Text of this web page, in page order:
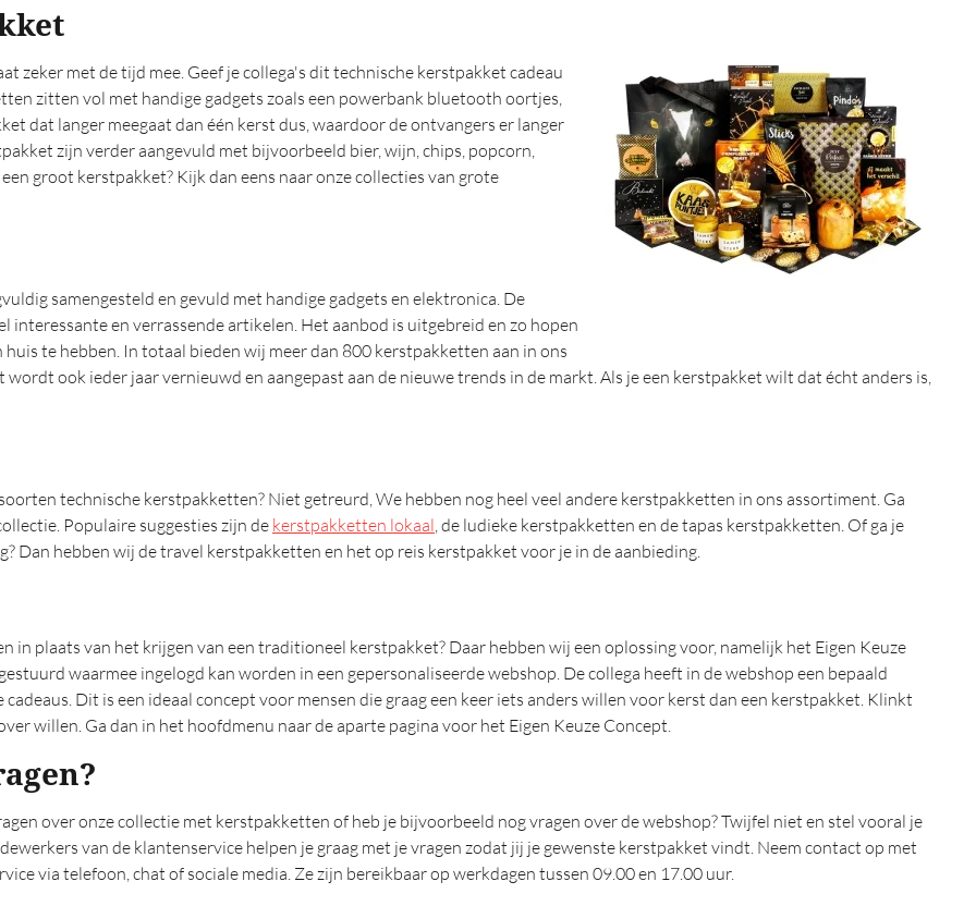
zeker met de tijd mee. Geef je collega's dit technische kerstpakket cadeau
zitten vol met handige gadgets zoals een powerbank bluetooth oortjes,
dat langer meegaat dan één kerst dus, waardoor de ontvangers er langer
zijn verder aangevuld met bijvoorbeeld bier, wijn, chips, popcorn,
groot kerstpakket? Kijk dan eens naar onze collecties van grote
samengesteld en gevuld met handige gadgets en elektronica. De
en verrassende artikelen. Het aanbod is uitgebreid en zo hopen
te hebben. In totaal bieden wij meer dan 800 kerstpakketten aan in ons
ook ieder jaar vernieuwd en aangepast aan de nieuwe trends in de markt. Als je een kerstpakket wilt dat écht anders is,
technische kerstpakketten? Niet getreurd, We hebben nog heel veel andere kerstpakketten in ons assortiment. Ga
Populaire suggesties zijn de kerstpakketten lokaal, de ludieke kerstpakketten en de tapas kerstpakketten. Of ga je
Dan hebben wij de travel kerstpakketten en het op reis kerstpakket voor je in de aanbieding.
in plaats van het krijgen van een traditioneel kerstpakket? Daar hebben wij een oplossing voor, namelijk het Eigen Keuze
waarmee ingelogd kan worden in een gepersonaliseerde webshop. De collega heeft in de webshop een bepaald
Dit is een ideaal concept voor mensen die graag een keer iets anders willen voor kerst dan een kerstpakket. Klinkt
willen. Ga dan in het hoofdmenu naar de aparte pagina voor het Eigen Keuze Concept.
over onze collectie met kerstpakketten of heb je bijvoorbeeld nog vragen over de webshop? Twijfel niet en stel vooral je
van de klantenservice helpen je graag met je vragen zodat jij je gewenste kerstpakket vindt. Neem contact op met
via telefoon, chat of sociale media. Ze zijn bereikbaar op werkdagen tussen 09.00 en 17.00 uur.